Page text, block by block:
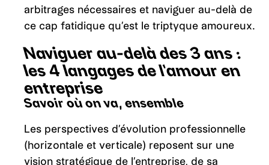
arbitrages nécessaires et naviguer au-delà de
ce cap fatidique qu’est le triptyque amoureux.
Naviguer au-delà des 3 ans :
les 4 langages de l’amour en
entreprise
Savoir où on va, ensemble
Les perspectives d’évolution professionnelle
(horizontale et verticale) reposent sur une
vision stratégique de l’entreprise, de sa